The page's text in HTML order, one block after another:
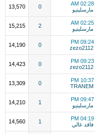
02:28 AM
مارسلينيو 0
13,570
02:25 AM
مارسلينيو 2
15,215
09:24 PM
zezo2112
0
14,190
09:23 PM
zezo2112
0
14,423
10:37 PM
TRANEM
0
13,309
09:47 PM
مارسلينيو 1
14,210
04:19 PM
فاقد غالي 1
14,560